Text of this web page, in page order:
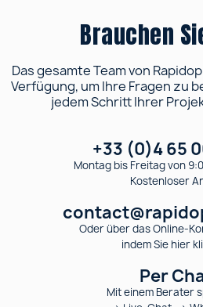
Brauchen
Das gesamte Team von
Verfügung, um Ihre Fragen zu
jedem Schritt Ihrer
+33 (0)4 65
Montag bis Freitag von
Kostenloser
Oder über das Online-
indem Sie hier
Per
Mit einem Berater